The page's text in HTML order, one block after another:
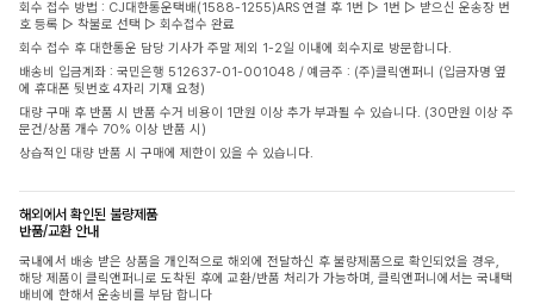
회수 접수 방법 : CJ대한통운택배(1588-1255)ARS 연결 후 1번 ▷ 1번 ▷ 받으신 운송장 번
호 등록 ▷ 착불로 선택 ▷ 회수접수 완료
회수 접수 후 대한통운 담당 기사가 주말 제외 1-2일 이내에 회수지로 방문합니다.
배송비 입금계좌 : 국민은행 512637-01-001048 / 예금주 : (주)클릭앤퍼니 (입금자명 옆
에 휴대폰 뒷번호 4자리 기재 요청)
대량 구매 후 반품 시 반품 수거 비용이 1만원 이상 추가 부과될 수 있습니다. (30만원 이상 주
문건/상품 개수 70% 이상 반품 시)
상습적인 대량 반품 시 구매에 제한이 있을 수 있습니다.
해외에서 확인된 불량제품
반품/교환 안내
국내에서 배송 받은 상품을 개인적으로 해외에 전달하신 후 불량제품으로 확인되었을 경우,
해당 제품이 클릭앤퍼니로 도착된 후에 교환/반품 처리가 가능하며, 클릭앤퍼니에서는 국내택
배비에 한해서 운송비를 부담 합니다